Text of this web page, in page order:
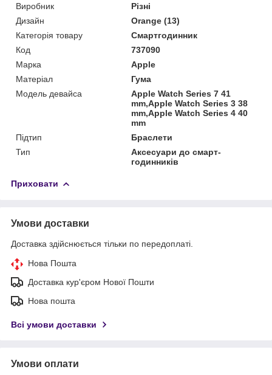
Виробник
Різні
Дизайн
Orange (13)
Категорія товару
Смартгодинник
Код
737090
Марка
Apple
Матеріал
Гума
Модель девайса
Apple Watch Series 7 41
mm,Apple Watch Series 3 38
mm,Apple Watch Series 4 40
mm
Підтип
Браслети
Тип
Аксесуари до смарт-
годинників
Приховати
Умови доставки
Доставка здійснюється тільки по передоплаті.
Нова Пошта
Доставка кур'єром Нової Пошти
Нова пошта
Всі умови доставки
Умови оплати